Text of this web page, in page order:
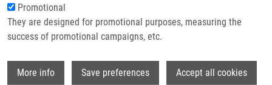
Promotional
They are designed for promotional purposes, measuring the
success of promotional campaigns, etc.
More info Save preferences Accept all cookies
Úterý, 7. Duben, 2026
Dear colleagues,
I would like to invite you to the lecture by Kaoud Salama"No One